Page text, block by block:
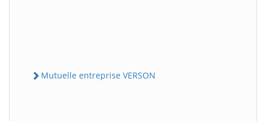
Mutuelle entreprise VERSON